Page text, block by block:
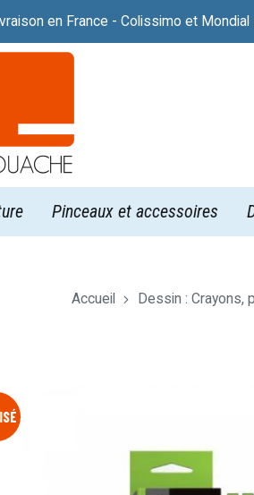
en France - Colissimo et Mondial
Pinceaux et accessoires
Accueil Dessin : Crayons,